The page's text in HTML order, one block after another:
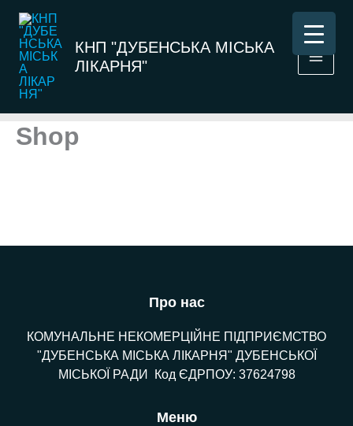
вмісту
КНП "ДУБЕНСЬКА МІСЬКА
ЛІКАРНЯ"
Shop
Про нас
КОМУНАЛЬНЕ НЕКОМЕРЦІЙНЕ ПІДПРИЄМСТВО
"ДУБЕНСЬКА МІСЬКА ЛІКАРНЯ" ДУБЕНСЬКОЇ
МІСЬКОЇ РАДИ Код ЄДРПОУ: 37624798
Меню